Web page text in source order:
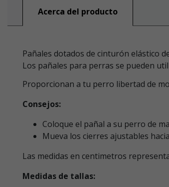
Acerca del producto
Pañales dotados de cinturón elástico
Los pañales para perras se pueden
Proporcionan a tu perro libertad de
Consejos:
Coloque el pañal a su perro de
Mueva los cierres ajustables
Las medidas en centimetros
Medidas de tallas: